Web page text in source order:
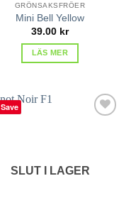
GRÖNSAKSFRÖER
Mini Bell Yellow
39.00 kr
LÄS MER
Save
SLUT I LAGER